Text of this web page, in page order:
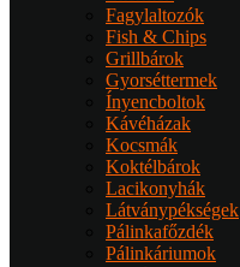
Fagylaltozók
Fish & Chips
Grillbárok
Gyorséttermek
Ínyencboltok
Kávéházak
Kocsmák
Koktélbárok
Lacikonyhák
Látványpékségek
Pálinkafőzdék
Pálinkáriumok